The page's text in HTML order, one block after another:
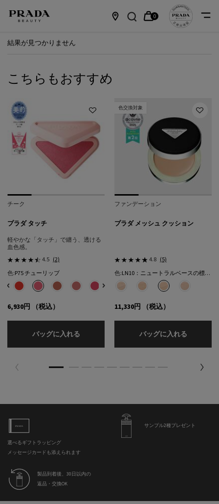
0
0 カート内の製品
結果が見つかりません
こちらもおすすめ
チーク
プラダ タッチ
軽やかな「タッチ」で纏う、透ける
血色感。
4.5 (2)
色:P75 チューリップ
色を選択してください
{1} の場合
済み
カフェ のカラー プラダ タッチ、1/8
選択済み
R68 チェリー のカラー プラダ タッチ、2/8
選択済み
P75 チューリップ のカラー プラダ タッチ、3/8
選択済み
P71 ボウ のカラー プラダ タッチ、4/8
選択済み
P72 ピンクダリア のカラー プラダ タッチ、5/8
選択済み
P76 リリー のカラー プラダ タッチ、6/8
選択済み
P79 モーヴ のカラー プラダ タッチ、7/8
選択済み
O86 ピーチ のカラー プラダ タッ
6,930円 （税込）
バッグに入れる
色交換対象
ファンデーション
プラダ メッシュ クッション
4.8 (5)
色:
LN10：ニュートラルベースの標準的な色★
色を選択してください
{1} の場合
選択済み
LC5：クールベースの明るい色​ のカラ
選択済み
LN5：ニュートラル ベースの
選択済み
LN10：ニュートラル
選択済み
LN25：ニュ
11,330円 （税込）
バッグに入れる
選べるギフトラッピング
メッセージカードも添えられます
サンプル2種プレゼント
製品到着後、30日以内の
返品・交換OK